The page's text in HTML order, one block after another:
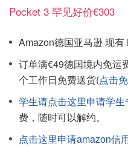
Pocket 3 罕见好价€303
Amazon德国亚马逊 现有
订单满€49德国境内免运
个工作日免费送货(点击
学生请点击这里申请学
费，随时可以解约。
点击这里申请amazon信